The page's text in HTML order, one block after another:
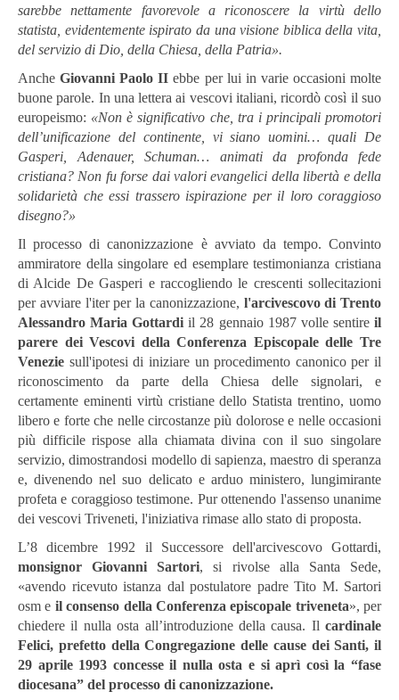
sarebbe nettamente favorevole a riconoscere la virtù dello
statista, evidentemente ispirato da una visione biblica della vita,
del servizio di Dio, della Chiesa, della Patria».
AncheGiovanni Paolo II ebbe per lui in varie occasioni molte
buone parole. In una lettera ai vescovi italiani, ricordò così il suo
europeismo: «Non è significativo che, tra i principali promotori
dell’unificazione del continente, vi siano uomini… quali De
Gasperi, Adenauer, Schuman… animati da profonda fede
cristiana? Non fu forse dai valori evangelici della libertà e della
solidarietà che essi trassero ispirazione per il loro coraggioso
disegno?»
Il processo di canonizzazione è avviato da tempo. Convinto
ammiratore della singolare ed esemplare testimonianza cristiana
di Alcide De Gasperi e raccogliendo le crescenti sollecitazioni
per avviare l'iter per la canonizzazione, l'arcivescovo di Trento
Alessandro Maria Gottardi il 28 gennaio 1987 volle sentireil
parere dei Vescovi della Conferenza Episcopale delle Tre
Venezie sull'ipotesi di iniziare un procedimento canonico per il
riconoscimento da parte della Chiesa delle signolari, e
certamente eminenti virtù cristiane dello Statista trentino, uomo
libero e forte che nelle circostanze più dolorose e nelle occasioni
più difficile rispose alla chiamata divina con il suo singolare
servizio, dimostrandosi modello di sapienza, maestro di speranza
e, divenendo nel suo delicato e arduo ministero, lungimirante
profeta e coraggioso testimone. Pur ottenendo l'assenso unanime
dei vescovi Triveneti, l'iniziativa rimase allo stato di proposta.
L’8 dicembre 1992 il Successore dell'arcivescovo Gottardi,
monsignor Giovanni Sartori, si rivolse alla Santa Sede,
«avendo ricevuto istanza dal postulatore padre Tito M. Sartori
osm e il consenso della Conferenza episcopale triveneta», per
chiedere il nulla osta all’introduzione della causa. Il cardinale
Felici, prefetto della Congregazione delle cause dei Santi, il
29 aprile 1993 concesse il nulla osta e si aprì così la “fase
diocesana” del processo di canonizzazione.